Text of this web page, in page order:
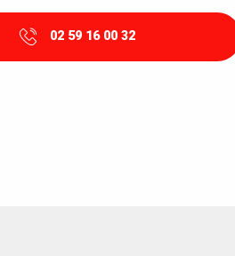
02 59 16 00 32